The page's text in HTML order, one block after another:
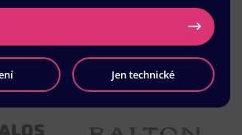
Jen technické